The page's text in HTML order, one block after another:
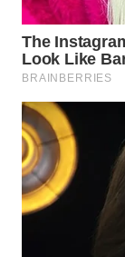
WN
SAMOSIR
WN
PADANG
LAWAS
WN
SUMEDANG